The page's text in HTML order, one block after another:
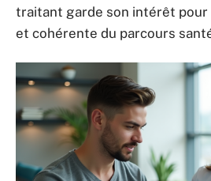
traitant garde son intérêt pour
et cohérente du parcours